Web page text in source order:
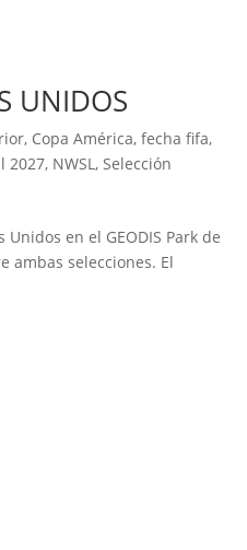
UNIDOS
, Copa América,fecha fifa,
2027, NWSL,Selección
en el GEODIS Park de
ambas selecciones. El